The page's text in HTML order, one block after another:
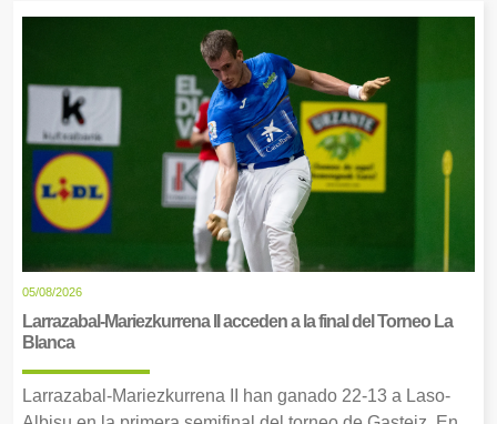
05/08/2026
Larrazabal-Mariezkurrena II acceden a la final del Torneo La
Blanca
Larrazabal-Mariezkurrena II han ganado 22-13 a Laso-